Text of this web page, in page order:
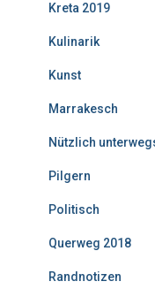
Kreta 2019
Kulinarik
Kunst
Marrakesch
Nützlich
Pilgern
Politisch
Querweg 2018
Randnotizen